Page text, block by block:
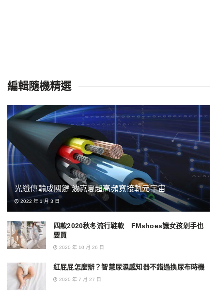
編輯隨機精選
光纖傳輸成關鍵 波克夏超高頻寬接軌元宇宙
2022 年 1 月 3 日
四款2020秋冬流行鞋款 FMshoes讓女孩剁手也
要買
2020 年 10 月 26 日
紅屁屁怎麼辦？智慧尿濕感知器不錯過換尿布時機
2020 年 7 月 27 日